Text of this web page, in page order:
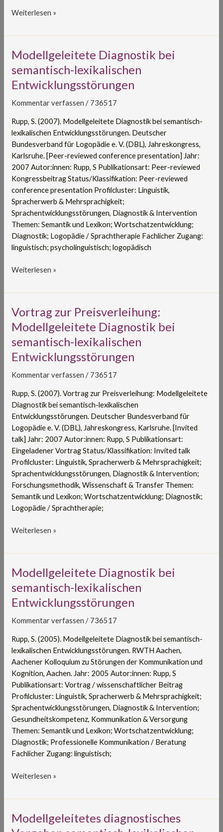
Weiterlesen »
Modellgeleitete Diagnostik bei
semantisch-lexikalischen
Entwicklungsstörungen
Kommentar verfassen / 736517
Rupp, S. (2007). Modellgeleitete Diagnostik bei semantisch-
lexikalischen Entwicklungsstörungen. Deutscher
Bundesverband für Logopädie e. V. (DBL), Jahreskongress,
Karlsruhe. [Peer-reviewed conference presentation] Jahr:
2007 Autor:innen: Rupp, S Publikationsart: Peer-reviewed
Kongressbeitrag Status/Klassifikation: Peer-reviewed
conference presentation Profilcluster: Linguistik,
Spracherwerb & Mehrsprachigkeit;
Sprachentwicklungsstörungen, Diagnostik & Intervention
Themen: Semantik und Lexikon; Wortschatzentwicklung;
Diagnostik; Logopädie / Sprachtherapie Fachlicher Zugang:
linguistisch; psycholinguistisch; logopädisch
Modellgeleitete
bei
semantisch-
Weiterlesen »
Vortrag zur Preisverleihung:
Modellgeleitete Diagnostik bei
semantisch-lexikalischen
Entwicklungsstörungen
Kommentar verfassen / 736517
Rupp, S. (2007). Vortrag zur Preisverleihung: Modellgeleitete
Diagnostik bei semantisch-lexikalischen
Entwicklungsstörungen. Deutscher Bundesverband für
Logopädie e. V. (DBL), Jahreskongress, Karlsruhe. [Invited
talk] Jahr: 2007 Autor:innen: Rupp, S Publikationsart:
Eingeladener Vortrag Status/Klassifikation: Invited talk
Profilcluster: Linguistik, Spracherwerb & Mehrsprachigkeit;
Sprachentwicklungsstörungen, Diagnostik & Intervention;
Forschungsmethodik, Wissenschaft & Transfer Themen:
Semantik und Lexikon; Wortschatzentwicklung; Diagnostik;
Logopädie / Sprachtherapie;
Vortrag
Preisverleihung:
Modellgeleitete
Diagnostik
semantisch-
lexikalischen
Entwicklungsstörungen
Weiterlesen »
Modellgeleitete Diagnostik bei
semantisch-lexikalischen
Entwicklungsstörungen
Kommentar verfassen / 736517
Rupp, S. (2005). Modellgeleitete Diagnostik bei semantisch-
lexikalischen Entwicklungsstörungen. RWTH Aachen,
Aachener Kolloquium zu Störungen der Kommunikation und
Kognition, Aachen. Jahr: 2005 Autor:innen: Rupp, S
Publikationsart: Vortrag / wissenschaftlicher Beitrag
Profilcluster: Linguistik, Spracherwerb & Mehrsprachigkeit;
Sprachentwicklungsstörungen, Diagnostik & Intervention;
Gesundheitskompetenz, Kommunikation & Versorgung
Themen: Semantik und Lexikon; Wortschatzentwicklung;
Diagnostik; Professionelle Kommunikation / Beratung
Fachlicher Zugang: linguistisch;
Modellgeleitete
bei
semantisch-
Weiterlesen »
Modellgeleitetes diagnostisches
Modellgeleitetes
diagnostisches